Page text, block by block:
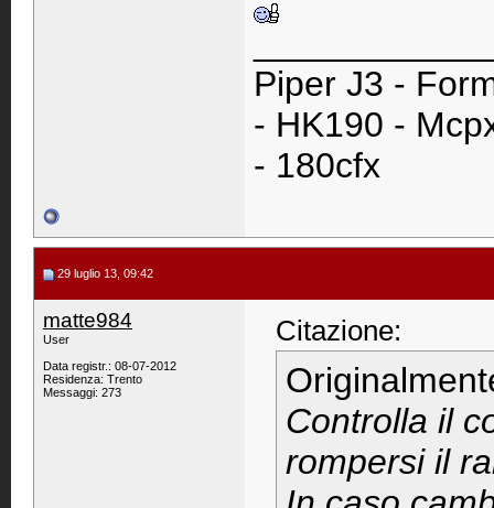
Piper J3 -
- HK190 -
- 180cfx
29 luglio 13, 09:42
matte984
User
Data registr.: 08-07-2012
Residenza: Trento
Messaggi: 273
Citazione:
Controlla il
rompersi il